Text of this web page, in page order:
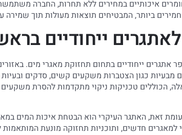
איכותיים במחירים ללא תחרות, החברה
ביותר, המבטיחים תוצאות מעולות תוך שמירה
ייחודיים
אתגרים ייחודיים בתחום תחזוקת מאגרי מים.
מבעיות כגון הצטברות משקעים קשים, סדקים
הכוללים טכניקות ניקוי מתקדמות להסרת משקעים
זאת, האתגר העיקרי הוא הבטחת איכות המים
למאגרים חדשים, ותוכניות תחזוקה מונעת